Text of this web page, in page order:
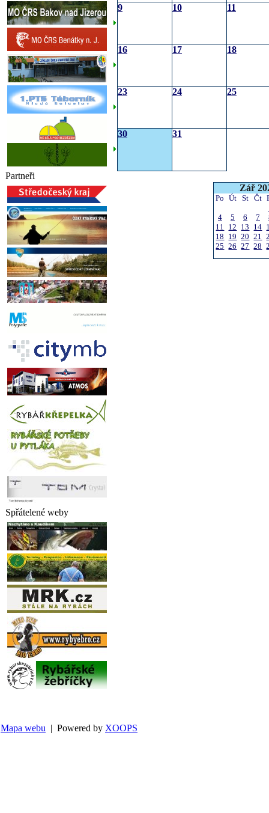
Partneři
Spřátelené weby
9 10 11
16 17 18
23 24 25
30 31
Zář
Po Út St Čt
4
5 6 7
11 12 13 14
18 19 20 21
25 26 27 28
Mapa webu | Powered by XOOPS